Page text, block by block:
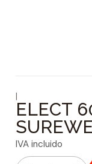
|
ELECT
IVA incluido